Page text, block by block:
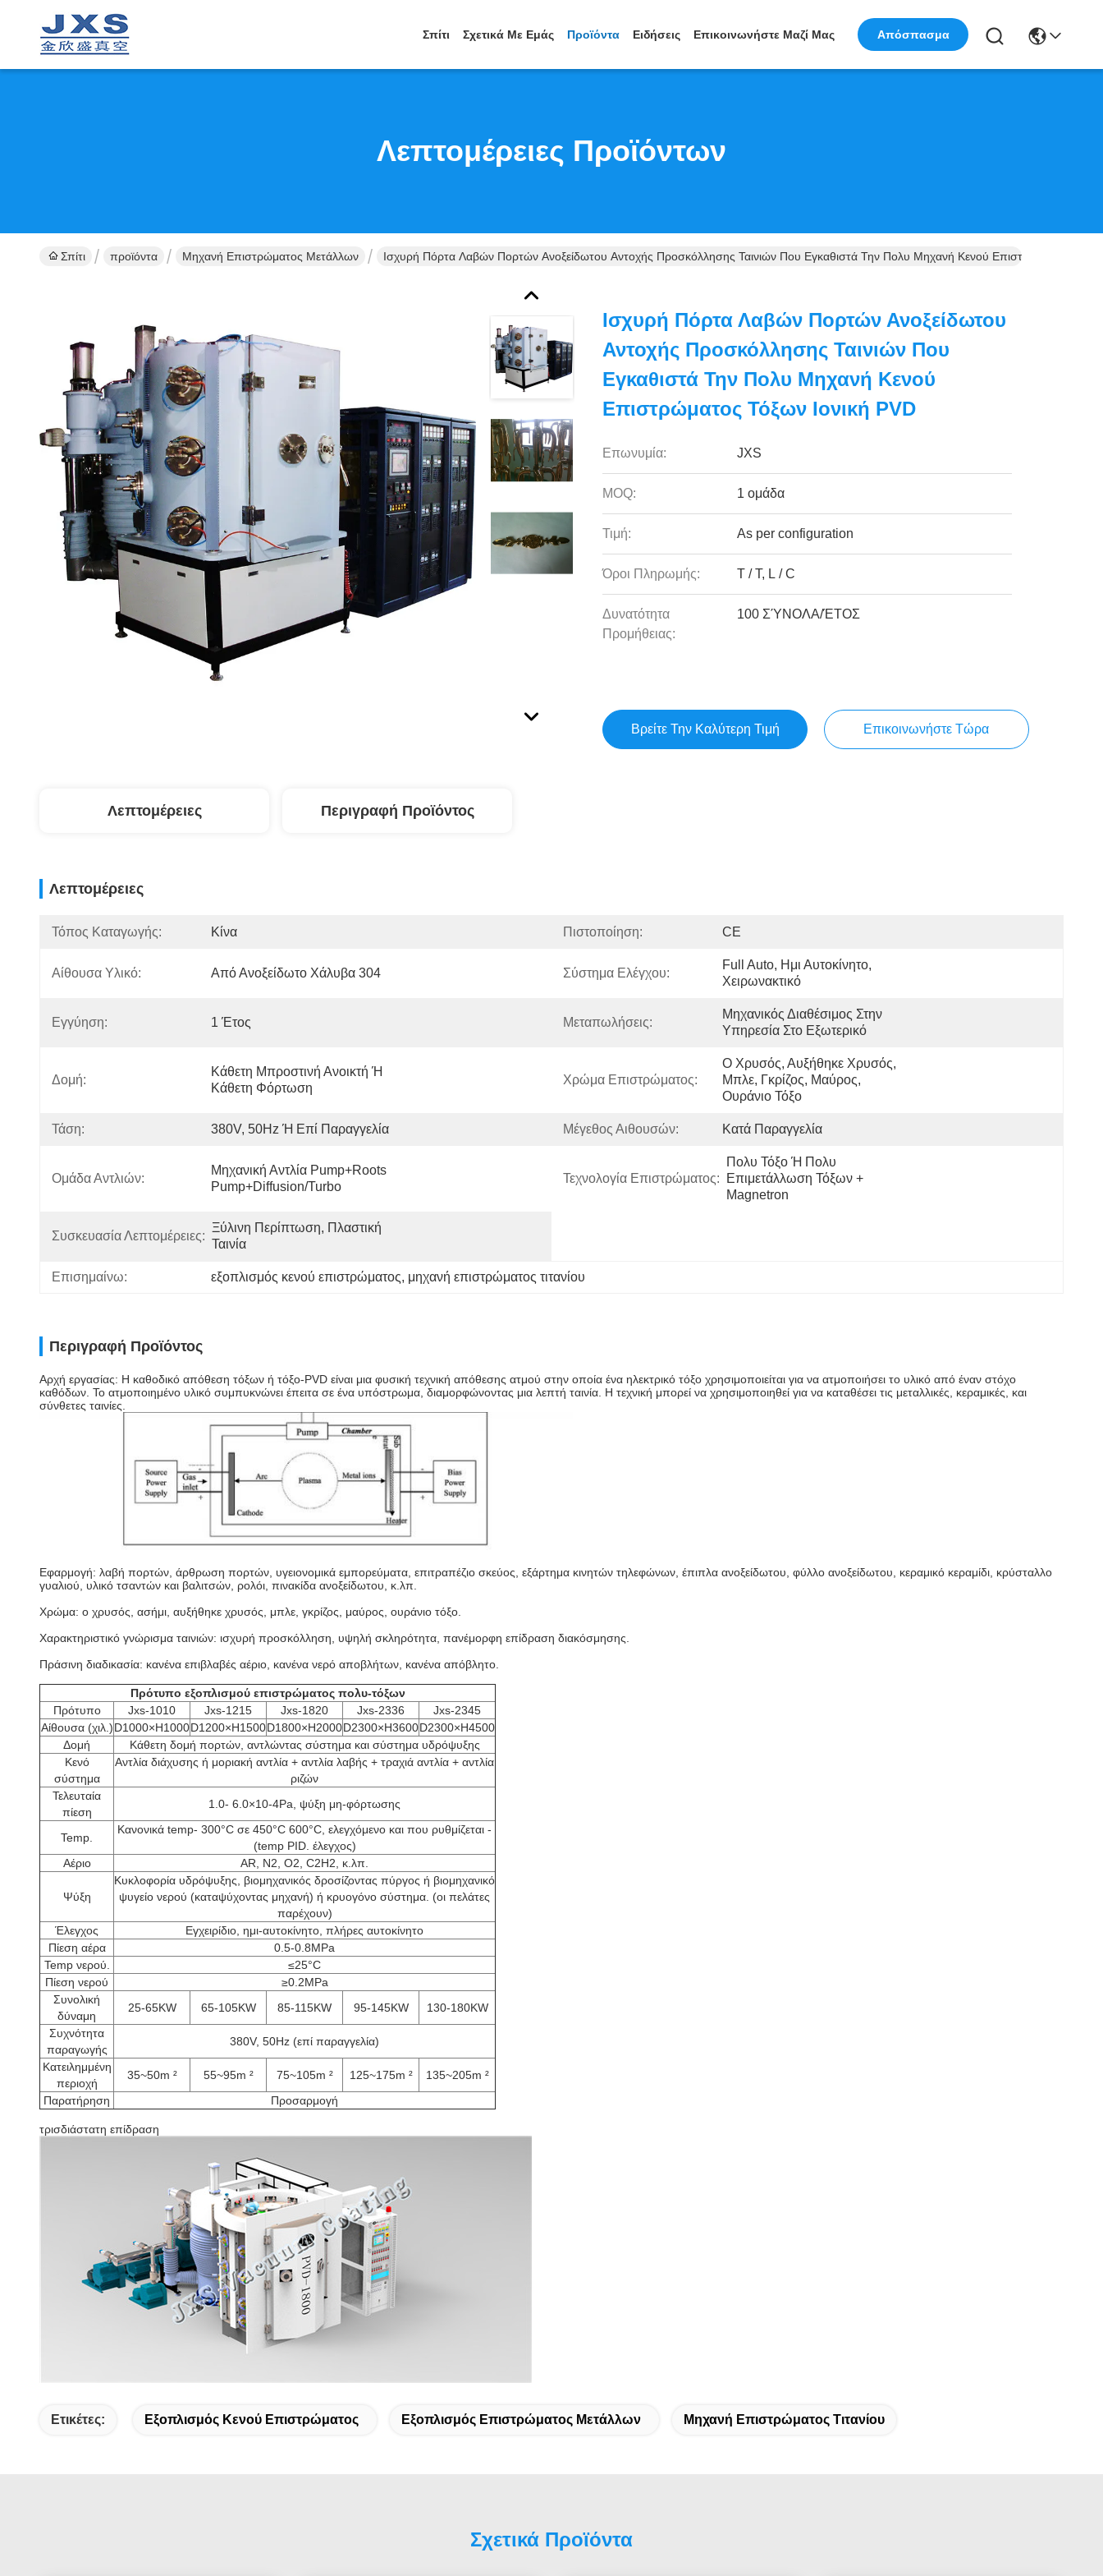
Σπίτι Σχετικά Με Εμάς Προϊόντα Ειδήσεις Επικοινωνήστε Μαζί Μας Απόσπασμα
Λεπτομέρειες Προϊόντων
Σπίτι προϊόντα Μηχανή Επιστρώματος Μετάλλων Ισχυρή Πόρτα Λαβών Πορτών Ανοξείδωτου Αντοχής Προσκόλλησης Ταινιών Που Εγκαθιστά Την Πολυ Μηχανή Κενού Επιστρώματος Τόξων
Ισχυρή Πόρτα Λαβών Πορτών Ανοξείδωτου
Αντοχής Προσκόλλησης Ταινιών Που
Εγκαθιστά Την Πολυ Μηχανή Κενού
Επιστρώματος Τόξων Ιονική PVD
Επωνυμία: JXS
MOQ: 1 ομάδα
Τιμή: As per configuration
Όροι Πληρωμής: T / T, L / C
Δυνατότητα
Προμήθειας:
100 ΣΎΝΟΛΑ/ΈΤΟΣ
Βρείτε Την Καλύτερη Τιμή Επικοινωνήστε Τώρα
Λεπτομέρειες Περιγραφή Προϊόντος
Λεπτομέρειες
Τόπος Καταγωγής: Κίνα Πιστοποίηση: CE
Αίθουσα Υλικό: Από Ανοξείδωτο Χάλυβα 304 Σύστημα Ελέγχου:
Full Auto, Ημι Αυτοκίνητο,
Χειρωνακτικό
Εγγύηση: 1 Έτος Μεταπωλήσεις:
Μηχανικός Διαθέσιμος Στην
Υπηρεσία Στο Εξωτερικό
Δομή:
Κάθετη Μπροστινή Ανοικτή Ή
Κάθετη Φόρτωση
Χρώμα Επιστρώματος:
Ο Χρυσός, Αυξήθηκε Χρυσός,
Μπλε, Γκρίζος, Μαύρος,
Ουράνιο Τόξο
Τάση: 380V, 50Hz Ή Επί Παραγγελία Μέγεθος Αιθουσών: Κατά Παραγγελία
Ομάδα Αντλιών:
Μηχανική Αντλία Pump+Roots
Pump+Diffusion/Turbo
Τεχνολογία Επιστρώματος:
Πολυ Τόξο Ή Πολυ
Επιμετάλλωση Τόξων +
Magnetron
Συσκευασία Λεπτομέρειες:
Ξύλινη Περίπτωση, Πλαστική
Ταινία
Επισημαίνω: εξοπλισμός κενού επιστρώματος, μηχανή επιστρώματος τιτανίου
Περιγραφή Προϊόντος
Αρχή εργασίας: Η καθοδικό απόθεση τόξων ή τόξο-PVD είναι μια φυσική τεχνική απόθεσης ατμού στην οποία ένα ηλεκτρικό τόξο χρησιμοποιείται για να ατμοποιήσει το υλικό από έναν στόχο
καθόδων. Το ατμοποιημένο υλικό συμπυκνώνει έπειτα σε ένα υπόστρωμα, διαμορφώνοντας μια λεπτή ταινία. Η τεχνική μπορεί να χρησιμοποιηθεί για να καταθέσει τις μεταλλικές, κεραμικές, και
σύνθετες ταινίες.
Εφαρμογή: λαβή πορτών, άρθρωση πορτών, υγειονομικά εμπορεύματα, επιτραπέζιο σκεύος, εξάρτημα κινητών τηλεφώνων, έπιπλα ανοξείδωτου, φύλλο ανοξείδωτου, κεραμικό κεραμίδι, κρύσταλλο
γυαλιού, υλικό τσαντών και βαλιτσών, ρολόι, πινακίδα ανοξείδωτου, κ.λπ.
Χρώμα: ο χρυσός, ασήμι, αυξήθηκε χρυσός, μπλε, γκρίζος, μαύρος, ουράνιο τόξο.
Χαρακτηριστικό γνώρισμα ταινιών: ισχυρή προσκόλληση, υψηλή σκληρότητα, πανέμορφη επίδραση διακόσμησης.
Πράσινη διαδικασία: κανένα επιβλαβές αέριο, κανένα νερό αποβλήτων, κανένα απόβλητο.
Πρότυπο εξοπλισμού επιστρώματος πολυ-τόξων
Πρότυπο
Jxs-1010 Jxs-1215 Jxs-1820 Jxs-2336
Jxs-2345
Αίθουσα (χιλ.)D1000×H1000D1200×H1500D1800×H2000D2300×H3600D2300×H4500
Δομή
Κάθετη δομή πορτών, αντλώντας σύστημα και σύστημα υδρόψυξης
Κενό
σύστημα
Αντλία διάχυσης ή μοριακή αντλία + αντλία λαβής + τραχιά αντλία + αντλία
ριζών
Τελευταία
πίεση
1.0- 6.0×10-4Pa, ψύξη μη-φόρτωσης
Temp.
Κανονικά temp- 300°C σε 450°C 600°C, ελεγχόμενο και που ρυθμίζεται -
(temp PID. έλεγχος)
Αέριο
AR, Ν2, Ο2, C2H2, κ.λπ.
Ψύξη
Κυκλοφορία υδρόψυξης, βιομηχανικός δροσίζοντας πύργος ή βιομηχανικό
ψυγείο νερού (καταψύχοντας μηχανή) ή κρυογόνο σύστημα. (οι πελάτες
παρέχουν)
Έλεγχος
Εγχειρίδιο, ημι-αυτοκίνητο, πλήρες αυτοκίνητο
Πίεση αέρα
0.5-0.8MPa
Temp νερού.
≤25°C
Πίεση νερού
≥0.2MPa
Συνολική
δύναμη
25-65KW 65-105KW 85-115KW 95-145KW
130-180KW
Συχνότητα
παραγωγής
380V, 50Hz (επί παραγγελία)
Κατειλημμένη
περιοχή
35~50m ² 55~95m ² 75~105m ² 125~175m ²
135~205m ²
Παρατήρηση
Προσαρμογή
τρισδιάστατη επίδραση
Ετικέτες: Εξοπλισμός Κενού Επιστρώματος Εξοπλισμός Επιστρώματος Μετάλλων Μηχανή Επιστρώματος Τιτανίου
Σχετικά Προϊόντα